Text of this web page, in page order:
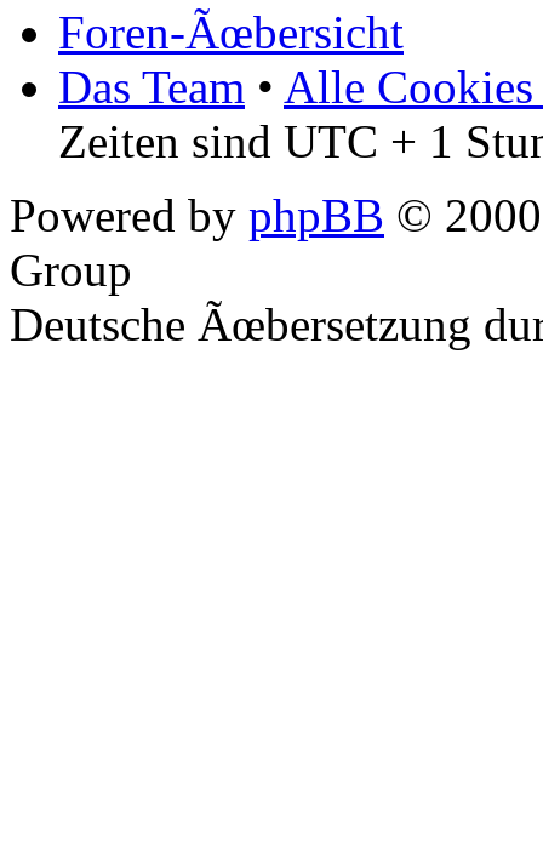
Foren-Ãœbersicht
Das Team • Alle Cookies
Zeiten sind UTC + 1
Powered by phpBB ©
Group
Deutsche Ãœbersetzung